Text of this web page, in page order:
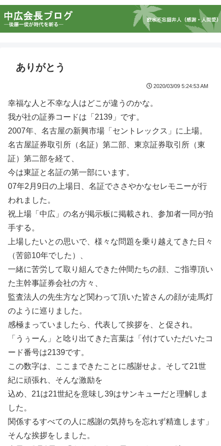
ありがとう
2020/03/09 5:24:53 AM
幸福な人と不幸な人はどこが違うのかな。
我が社の証券コードは「2139」です。
2007年、名古屋の新興市場「セントレックス」に上場。
名古屋証券取引所（名証）第二部、東京証券取引所（東
証）第二部を経て、
今は東証と名証の第一部にいます。
07年2月9日の上場日、名証でささやかなセレモニーが行
われました。
祝上場「中広」の名が掲示板に掲載され、参加者一同が拍
手する。
上場したいとの思いで、様々な問題を乗り越えてきた日々
（苦節10年でした）、
一緒に苦労して取り組んできた仲間たちの顔、ご指導頂い
た主幹事証券会社の方々、
監査法人の先生方など関わって頂いた皆さんの顔が走馬灯
のように巡りました。
感極まっていましたら、代表して挨拶を、と促され。
「うぅーん」と唸り出てきた言葉は「付けていただいたコ
ード番号は2139です。
この数字は、ここまできたことに感謝せよ。そして21世
紀に頑張れ、そんな激励を
込め、21は21世紀を意味し39はサンキューだと理解しま
した。
関係するすべての人に感謝の気持ちを忘れず精進します」
そんな挨拶をしました。